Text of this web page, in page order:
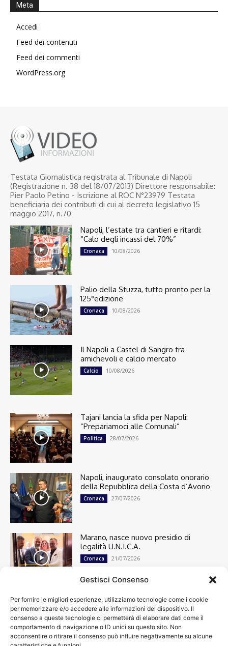
Gestisci Consenso
Per fornire le migliori esperienze, utilizziamo tecnologie come i cookie
per memorizzare e/o accedere alle informazioni del dispositivo. Il
consenso a queste tecnologie ci permetterà di elaborare dati come il
comportamento di navigazione o ID unici su questo sito. Non
acconsentire o ritirare il consenso può influire negativamente su alcune
Meta
Accedi
Feed dei contenuti
Feed dei commenti
WordPress.org
Testata Giornalistica registrata al Tribunale di Napoli
(Registrazione n. 38 del 18/07/2013) Direttore responsabile:
Pier Paolo Petino - Iscrizione al ROC N°23979 Testata
beneficiaria dei contributi di cui al decreto legislativo 15
maggio 2017, n.70
Napoli, l’estate tra cantieri e ritardi:
“Calo degli incassi del 70%”
Cronaca 10/08/2026
Palio della Stuzza, tutto pronto per la
125°edizione
Cronaca 10/08/2026
Il Napoli a Castel di Sangro tra
amichevoli e calcio mercato
Calcio 10/08/2026
Tajani lancia la sfida per Napoli:
“Prepariamoci alle Comunali”
Politica 28/07/2026
Napoli, inaugurato consolato onorario
della Repubblica della Costa d’Avorio
Cronaca 27/07/2026
Marano, nasce nuovo presidio di
legalità U.N.I.C.A.
Cronaca 21/07/2026
Cronaca
13512
Attualità
7307
top
News
4209